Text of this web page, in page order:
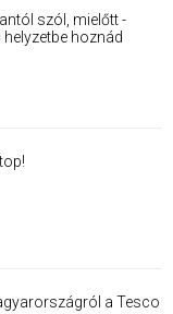
szól, mielőtt -
hoznád
a Tesco